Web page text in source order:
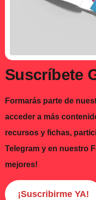
Suscríbete
Formarás parte de
acceder a más
recursos y fichas,
Telegram y en nuestro
mejores!
¡Suscribirme YA!